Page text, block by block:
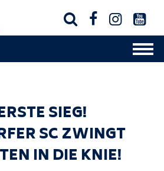
   
SIEG!
SC ZWINGT
IN DIE KNIE!